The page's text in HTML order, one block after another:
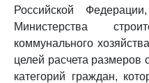
Российской
Министерства
коммунального
целей расчета размеров
категорий граждан,